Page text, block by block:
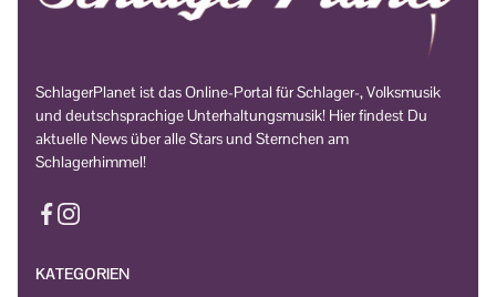
SchlagerPlanet ist das Online-Portal für Schlager-, Volksmusik
und deutschsprachige Unterhaltungsmusik! Hier findest Du
aktuelle News über alle Stars und Sternchen am
Schlagerhimmel!
KATEGORIEN